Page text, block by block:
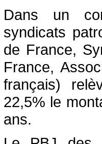
Dans un
syndicats
de France,
France,
français)
22,5% le
ans.